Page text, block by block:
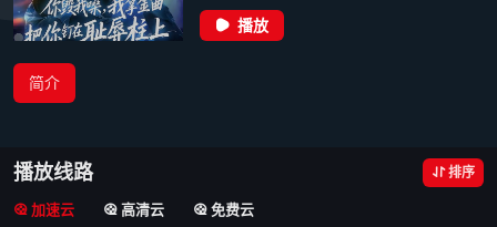
播放
简介
播放线路 排序
加速云 高清云 免费云